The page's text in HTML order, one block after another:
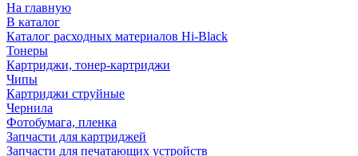
На главную
В каталог
Каталог расходных материалов Hi-Black
Тонеры
Картриджи, тонер-картриджи
Чипы
Картриджи струйные
Чернила
Фотобумага, пленка
Запчасти для картриджей
Запчасти для печатающих устройств